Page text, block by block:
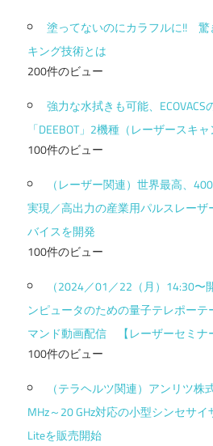
塗ってないのにカラフルに!! 驚
キング技術とは
200件のビュー
強力な水拭きも可能、
「DEEBOT」2機種（レーザースキャ
100件のビュー
（レーザー関連）世界最高、
実現／高出力の産業用パルスレー
バイスを開発
100件のビュー
（2024／01／22（月）14:30〜
ンピュータのための量子テレポー
マンド動画配信 【レーザーセミナ
100件のビュー
（テラヘルツ関連）アンリツ
MHz～20 GHz対応の小型シンセサ
Liteを販売開始